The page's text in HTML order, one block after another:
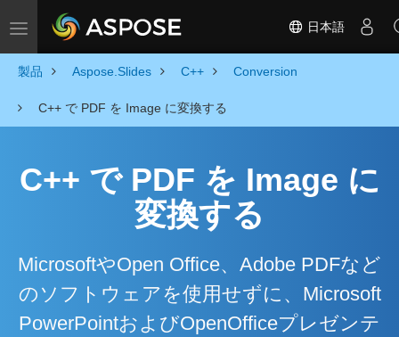
Toggle navigation 日本語
製品 Aspose.Slides C++ Conversion
C++ で PDF を Image に変換する
C++ で PDF を Image に
変換する
MicrosoftやOpen Office、Adobe PDFなど
のソフトウェアを使用せずに、Microsoft
PowerPointおよびOpenOfficeプレゼンテ